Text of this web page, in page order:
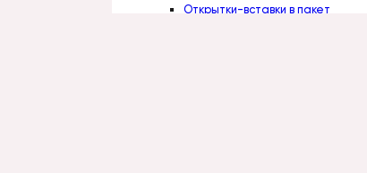
Открытки-вставки в пакет